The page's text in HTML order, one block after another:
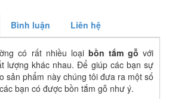
Bình luận Liên hệ
có rất nhiều loại bồn tắm gỗ với
lượng khác nhau. Để giúp các bạn sự
sản phẩm này chúng tôi đưa ra một số
bạn có được bồn tắm gỗ như ý.